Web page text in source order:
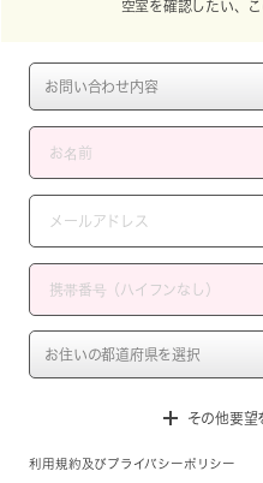
空室を確認したい、
その他要望
利用規約 及び プライバシーポリシー